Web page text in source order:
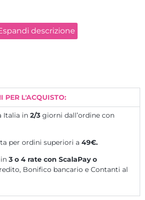
descrizione
PER L'ACQUISTO:
Italia in 2/3 giorni dall’ordine con
per ordini superiori a 49€.
3 o 4 rate con ScalaPay o
Bonifico bancario e Contanti al